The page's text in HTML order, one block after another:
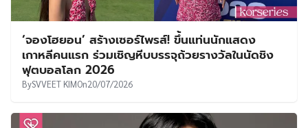
‘จองโฮยอน’ สร้างเซอร์ไพรส์! ขึ้นแท่นนักแสดง
เกาหลีคนแรก ร่วมเชิญหีบบรรจุถ้วยรางวัลในนัดชิง
ฟุตบอลโลก 2026
BySVVEET KIMOn20/07/2026